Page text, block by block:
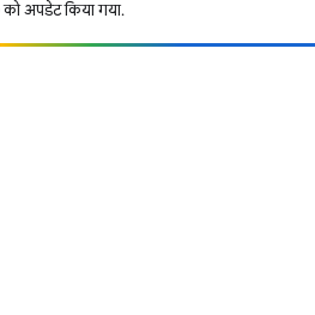
अपडेट किया गया.